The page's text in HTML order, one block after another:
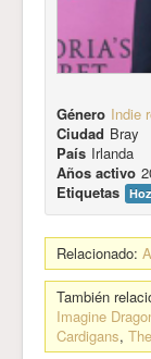
Género Indie
Ciudad Bray
País Irlanda
Años activo
Etiquetas
Relacionado:
También
Imagine
Cardigans,